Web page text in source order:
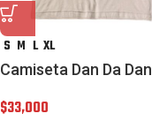
S M L XL
Camiseta Dan Da Dan
$33,000